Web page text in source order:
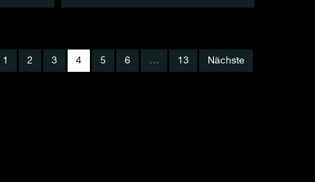
1 2 3 4 5 6 … 13 Nächste